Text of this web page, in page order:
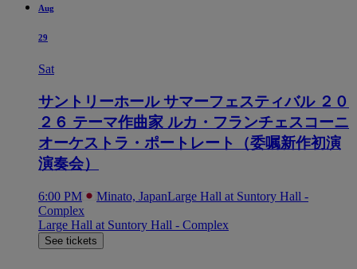
Aug
29
Sat
サントリーホール サマーフェスティバル ２０
２６ テーマ作曲家 ルカ・フランチェスコーニ
オーケストラ・ポートレート（委嘱新作初演
演奏会）
6:00 PM Minato, JapanLarge Hall at Suntory Hall -
Complex
Large Hall at Suntory Hall - Complex
See tickets